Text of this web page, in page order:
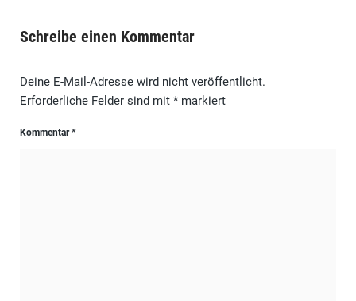
Schreibe einen Kommentar
Deine E-Mail-Adresse wird nicht veröffentlicht.
Erforderliche Felder sind mit *markiert
Kommentar*